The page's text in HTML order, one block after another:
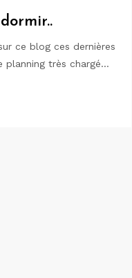
ce blog ces dernières
planning très chargé…